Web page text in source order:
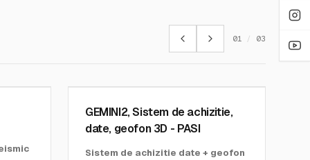
01 / 03
GEMINI2, Sistem de achizitie,
date, geofon 3D - PASI
Sistem de achizitie date + geofon